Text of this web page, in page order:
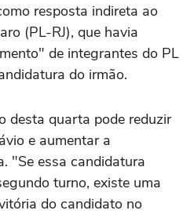
resposta indireta ao
(PL-RJ), que havia
de integrantes do PL
do irmão.
desta quarta pode reduzir
e aumentar a
"Se essa candidatura
turno, existe uma
do candidato no